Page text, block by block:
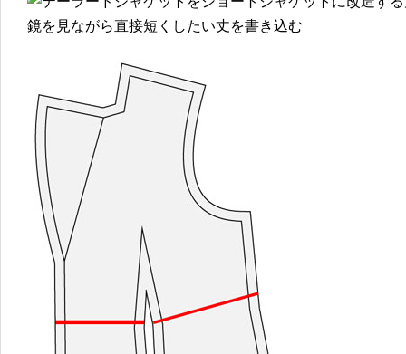
鏡を見ながら直接短くしたい丈を書き込む